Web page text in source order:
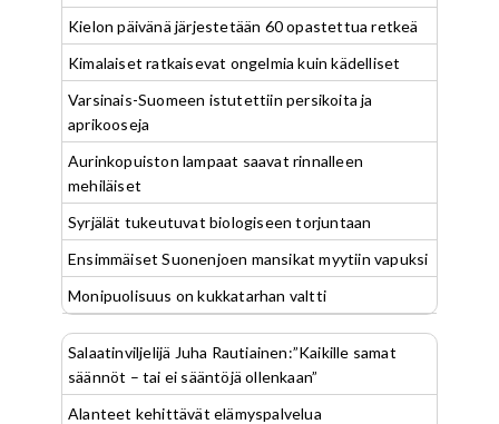
Kielon päivänä järjestetään 60 opastettua retkeä
Kimalaiset ratkaisevat ongelmia kuin kädelliset
Varsinais-Suomeen istutettiin persikoita ja
aprikooseja
Aurinkopuiston lampaat saavat rinnalleen
mehiläiset
Syrjälät tukeutuvat biologiseen torjuntaan
Ensimmäiset Suonenjoen mansikat myytiin vapuksi
Monipuolisuus on kukkatarhan valtti
Salaatinviljelijä Juha Rautiainen:”Kaikille samat
säännöt – tai ei sääntöjä ollenkaan”
Alanteet kehittävät elämyspalvelua